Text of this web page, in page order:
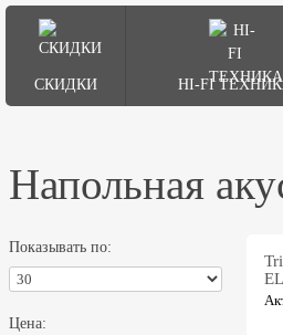
СКИДКИ HI-FI
Напольная
Показывать по:
Цена: